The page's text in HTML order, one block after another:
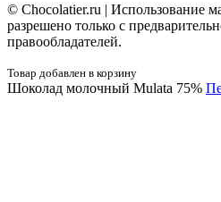
© Сhocolatier.ru | Использование
разрешено только с
правообладателей.
Товар добавлен в корзину
Шоколад молочный Mulata 75%